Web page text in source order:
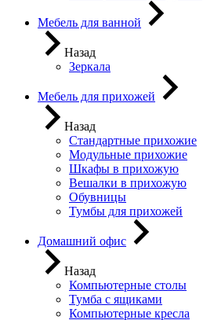
Мебель для ванной
Назад
Зеркала
Мебель для прихожей
Назад
Стандартные прихожие
Модульные прихожие
Шкафы в прихожую
Вешалки в прихожую
Обувницы
Тумбы для прихожей
Домашний офис
Назад
Компьютерные столы
Тумба с ящиками
Компьютерные кресла